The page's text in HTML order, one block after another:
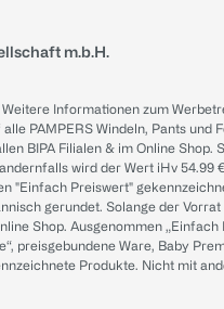
m.b.H.
Informationen zum
PAMPERS Windeln, Pants
BIPA Filialen & im Online
wird der Wert iHv 54.99
"Einfach Preiswert"
gerundet. Solange der
Shop. Ausgenommen
preisgebundene Ware, Baby
Produkte. Nicht mit